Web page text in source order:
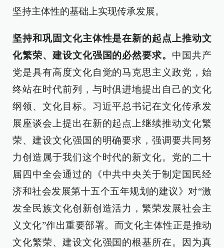
坚持主体性的基础上实现传承发展。
坚持和巩固文化主体性是在新的起点上推动文
化繁荣、建设文化强国的必然要求。 中国共产
党是具有高度文化自觉的马克思主义政党，始
终站在时代前列，与时俱进地提出自己的文化
纲领、文化目标。习近平总书记在文化传承发
展座谈会上提出在新的起点上继续推动文化繁
荣、建设文化强国的明确要求，强调要共同努
力创造属于我们这个时代的新文化。党的二十
届四中全会通过的《中共中央关于制定国民经
济和社会发展第十五个五年规划的建议》对“激
发全民族文化创新创造活力，繁荣发展社会主
义文化”作出重要部署。而文化主体性正是推动
文化繁荣、建设文化强国的根基所在。因为真